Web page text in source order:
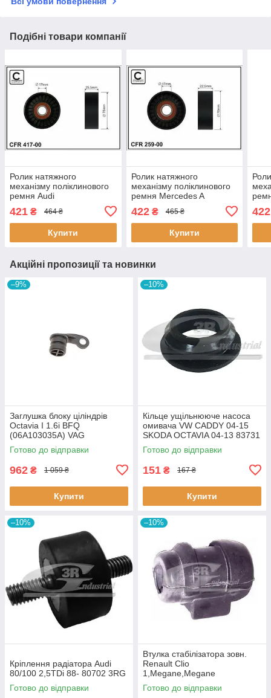
Подібні товари компанії
Ролик натяжного
механізму поліклинового
ремня Audi
A4/A5/A6/Allroad/A7/A8/Q5/Q7
2.4-3.2 05.04- 76x17x26
41700 CAFFARO
421 ₴ 464 ₴
Купити
Ролик натяжного
механізму поліклинового
ремня Mercedes A
07.98-07.05 70x17x22,5
25900 CAFFARO
422₴ 465 ₴
Купити
422
Акційні пропозиції та новинки
–9%
Заглушка блоку ціліндрів
Octavia I 1.6i BFQ
(06A103035A) VAG
06A103035A VAG
Готово до відправки
962 ₴ 1 059 ₴
Купити
–10%
Кiльце ущiльнююче насоса
омивача VW CADDY 04-15
SKODA OCTAVIA 04-13 83731
3RG
Готово до відправки
151 ₴ 167 ₴
Купити
–10%
Кріплення радіатора Audi
80/100 2,5TDi 88- 80702 3RG
Готово до відправки
–10%
Втулка стабiлізатора зовн.
Renault Clio
1,Megane,Megane
Classic,Megane Scenic,R19
60643 3RG
Готово до відправки